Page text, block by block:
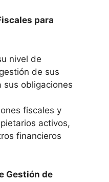
para
nivel de
de sus
sus obligaciones
fiscales y
activos,
financieros
Gestión de